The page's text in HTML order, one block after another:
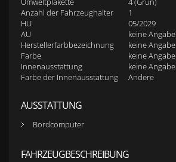
Anzahl der Fahrzeughalter
1
HU
05/2029
AU
keine Angabe
Herstellerfarbbezeichnung
keine Angabe
Farbe
keine Angabe
Innenausstattung
keine Angabe
Farbe der Innenausstattung
Andere
AUSSTATTUNG
Bordcomputer
FAHRZEUGBESCHREIBUNG